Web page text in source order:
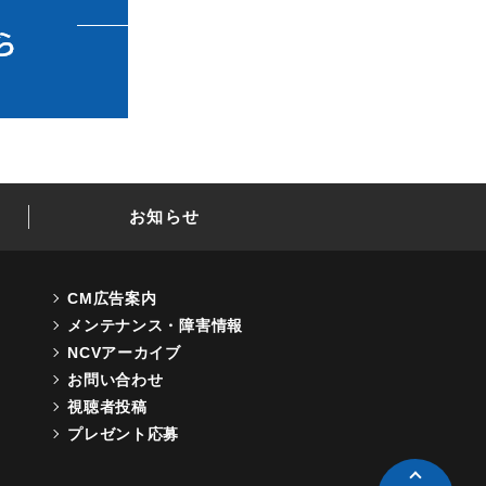
お知らせ
CM広告案内
メンテナンス・障害情報
NCVアーカイブ
お問い合わせ
視聴者投稿
プレゼント応募